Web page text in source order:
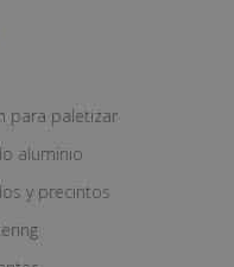
para paletizar
aluminio
y precintos